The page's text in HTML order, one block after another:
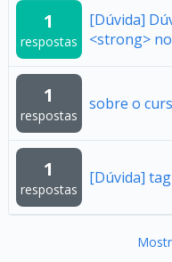
1
respostas
[Dúvida]
<strong>
1
respostas
sobre o
1
respostas
[Dúvida]